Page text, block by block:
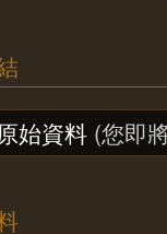
始資料 (您即